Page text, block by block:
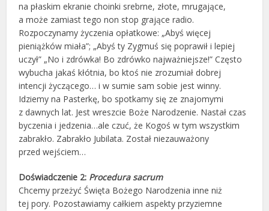
na płaskim ekranie choinki srebrne, złote, mrugające,
a może zamiast tego non stop grające radio.
Rozpoczynamy życzenia opłatkowe: „Abyś więcej
pieniążków miała”; „Abyś ty Zygmuś się poprawił i lepiej
uczył” „No i zdrówka! Bo zdrówko najważniejsze!” Często
wybucha jakaś kłótnia, bo ktoś nie zrozumiał dobrej
intencji życzącego… i w sumie sam sobie jest winny.
Idziemy na Pasterkę, bo spotkamy się ze znajomymi
z dawnych lat. Jest wreszcie Boże Narodzenie. Nastał czas
byczenia i jedzenia…ale czuć, że Kogoś w tym wszystkim
zabrakło. Zabrakło Jubilata. Został niezauważony
przed wejściem…
Doświadczenie 2: Procedura sacrum
Chcemy przeżyć Święta Bożego Narodzenia inne niż
tej pory. Pozostawiamy całkiem aspekty przyziemne